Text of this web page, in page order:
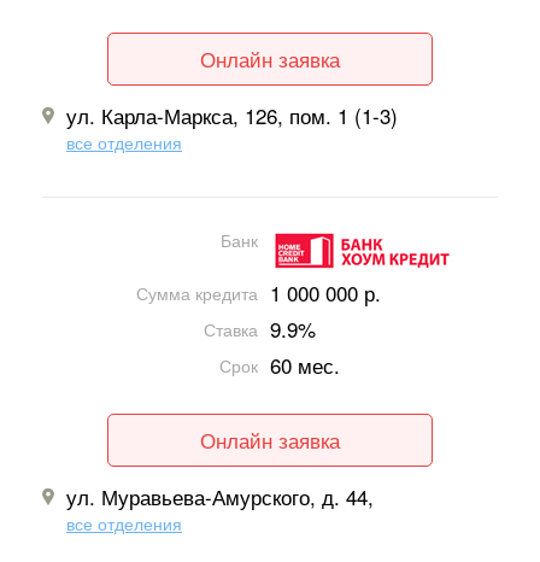
Онлайн заявка
ул. Карла-Маркса, 126, пом. 1 (1-3)
все отделения
Банк
Сумма кредита 1 000 000 р.
Ставка 9.9%
Срок 60 мес.
Онлайн заявка
ул. Муравьева-Амурского, д. 44,
все отделения